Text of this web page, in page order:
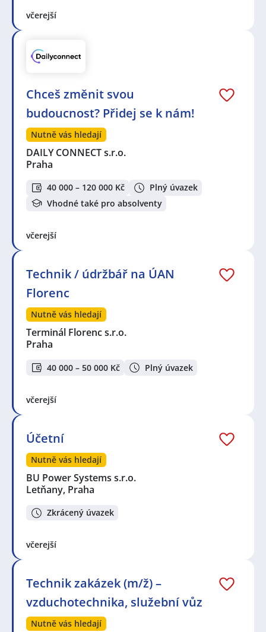
včerejší
Chceš změnit svou
budoucnost? Přidej se k nám!
Nutně vás hledají
DAILY CONNECT s.r.o.
Praha
40 000 – 120 000 Kč
Plný úvazek
Vhodné také pro absolventy
včerejší
Technik / údržbář na ÚAN
Florenc
Nutně vás hledají
Terminál Florenc s.r.o.
Praha
40 000 – 50 000 Kč Plný úvazek
včerejší
Účetní
Nutně vás hledají
BU Power Systems s.r.o.
Letňany, Praha
Zkrácený úvazek
včerejší
Technik zakázek (m/ž) –
vzduchotechnika, služební vůz
Nutně vás hledají